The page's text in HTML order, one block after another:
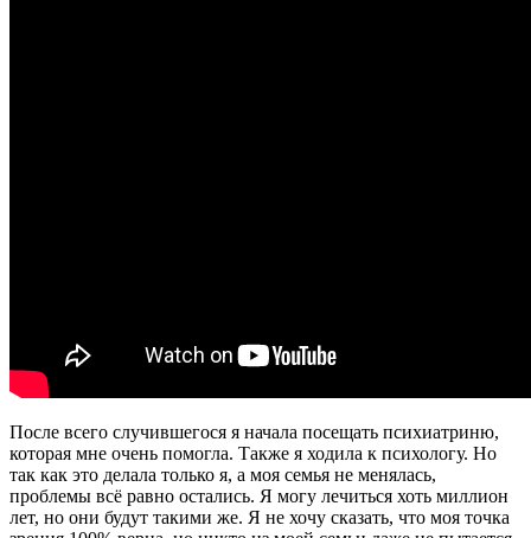
После всего случившегося я начала посещать психиатриню,
которая мне очень помогла. Также я ходила к психологу. Но
так как это делала только я, а моя семья не менялась,
проблемы всё равно остались. Я могу лечиться хоть миллион
лет, но они будут такими же. Я не хочу сказать, что моя точка